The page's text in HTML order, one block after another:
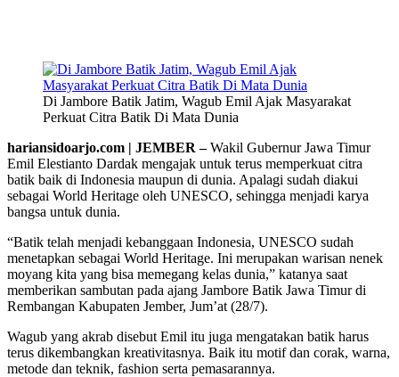
Di Jambore Batik Jatim, Wagub Emil Ajak Masyarakat
Perkuat Citra Batik Di Mata Dunia
hariansidoarjo.com | JEMBER –Wakil Gubernur Jawa Timur
Emil Elestianto Dardak mengajak untuk terus memperkuat citra
batik baik di Indonesia maupun di dunia. Apalagi sudah diakui
sebagai World Heritage oleh UNESCO, sehingga menjadi karya
bangsa untuk dunia.
“Batik telah menjadi kebanggaan Indonesia, UNESCO sudah
menetapkan sebagai World Heritage. Ini merupakan warisan nenek
moyang kita yang bisa memegang kelas dunia,” katanya saat
memberikan sambutan pada ajang Jambore Batik Jawa Timur di
Rembangan Kabupaten Jember, Jum’at (28/7).
Wagub yang akrab disebut Emil itu juga mengatakan batik harus
terus dikembangkan kreativitasnya. Baik itu motif dan corak, warna,
metode dan teknik, fashion serta pemasarannya.